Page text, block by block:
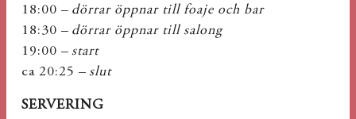
18:00 – dörrar öppnar till foaje och bar
18:30 – dörrar öppnar till salong
19:00 – start
ca 20:25 – slut
SERVERING